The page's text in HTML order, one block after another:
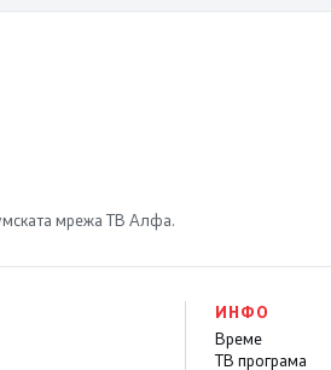
мрежа ТВ Алфа.
ИНФО
Време
ТВ програма